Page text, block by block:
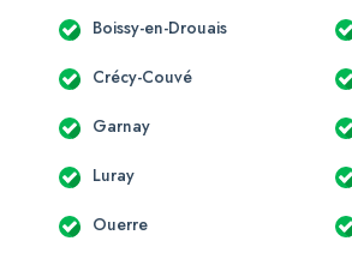
Boissy-en-Drouais
Crécy-Couvé
Garnay
Luray
Ouerre